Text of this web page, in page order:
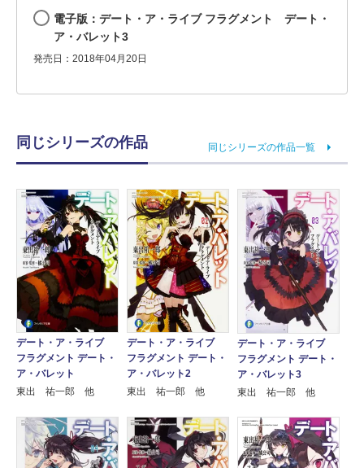
電子版：デート・ア・ライブ フラグメント デート・
ア・バレット3
発売日：2018年04月20日
同じシリーズの作品 同じシリーズの作品一覧
デート・ア・ライブ
フラグメント デート・
ア・バレット
東出 祐一郎 他
デート・ア・ライブ
フラグメント デート・
ア・バレット2
東出 祐一郎 他
デート・ア・ライブ
フラグメント デート・
ア・バレット3
東出 祐一郎 他